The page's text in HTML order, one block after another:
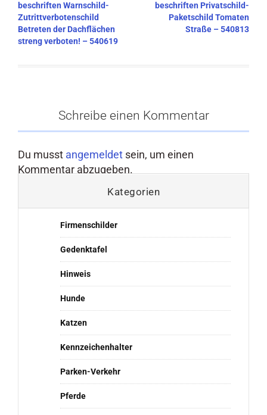
beschriften Warnschild-
Zutrittverbotenschild
Betreten der Dachflächen
streng verboten! – 540619
beschriften Privatschild-
Paketschild Tomaten
Straße – 540813
Schreibe einen Kommentar
Du musst angemeldet sein, um einen
Kommentar abzugeben.
Kategorien
Firmenschilder
Gedenktafel
Hinweis
Hunde
Katzen
Kennzeichenhalter
Parken-Verkehr
Pferde